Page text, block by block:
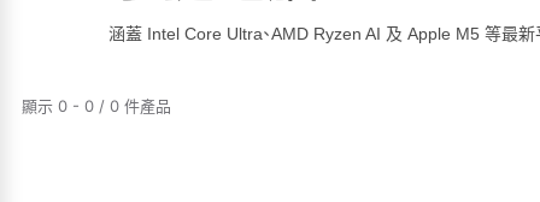
涵蓋 Intel Core Ultra、AMD Ryzen AI 及 Apple M5 等最
顯示 0 - 0 / 0 件產品